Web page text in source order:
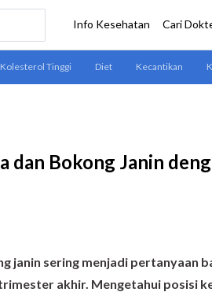
dan Bokong Janin
janin sering menjadi pertanyaan
akhir. Mengetahui posisi